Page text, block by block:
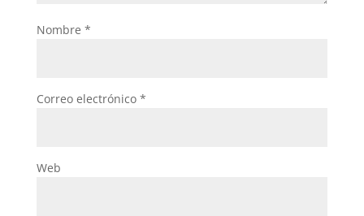
Nombre *
Correo electrónico *
Web